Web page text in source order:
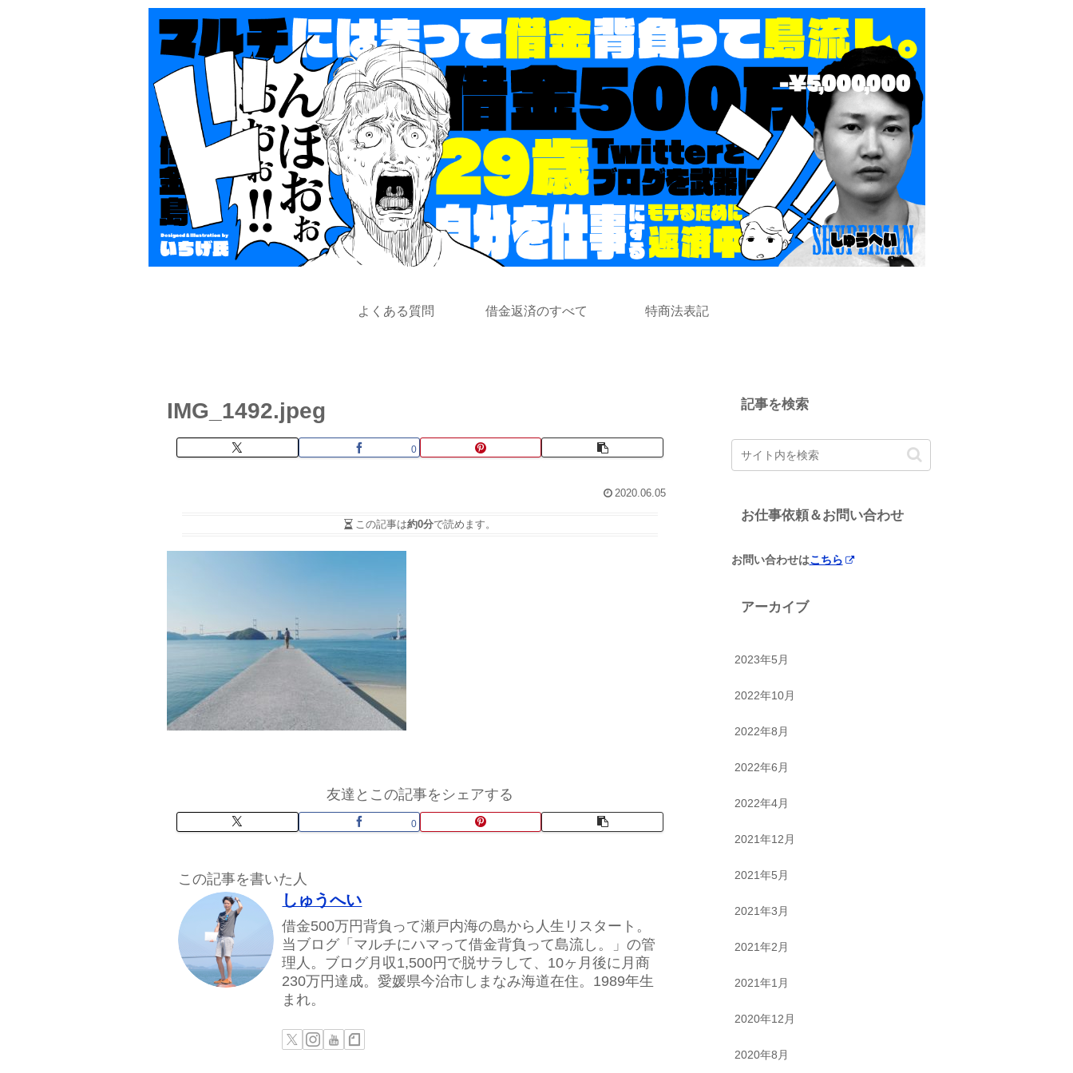
よくある質問 借金返済のすべて 特商法表記
IMG_1492.jpeg
0
2020.06.05
この記事は約0分で読めます。
友達とこの記事をシェアする
0
この記事を書いた人
しゅうへい
借金500万円背負って瀬戸内海の島から人生リスタート。
当ブログ「マルチにハマって借金背負って島流し。」の管
理人。ブログ月収1,500円で脱サラして、10ヶ月後に月商
230万円達成。愛媛県今治市しまなみ海道在住。1989年生
まれ。
記事を検索
お仕事依頼＆お問い合わせ
お問い合わせはこちら
アーカイブ
2023年5月
2022年10月
2022年8月
2022年6月
2022年4月
2021年12月
2021年5月
2021年3月
2021年2月
2021年1月
2020年12月
2020年8月